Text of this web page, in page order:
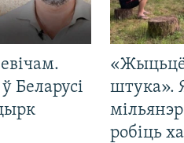
Беларусі
«Жыцьцё
штука».
робіць